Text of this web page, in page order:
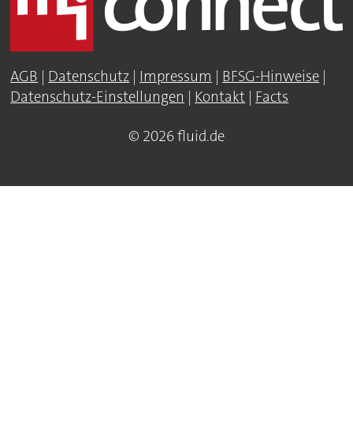
AGB | Datenschutz | Impressum | BFSG-Hinweise |
Datenschutz-Einstellungen | Kontakt | Facts
© 2026 fluid.de